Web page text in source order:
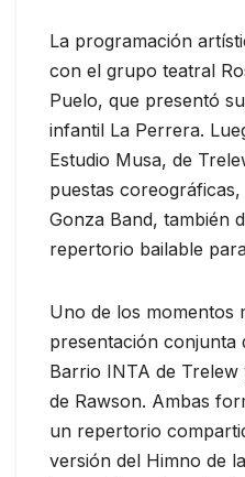
La programación
con el grupo teatral
Puelo, que presentó
infantil La Perrera.
Estudio Musa, de
puestas
Gonza Band, también
repertorio bailable
Uno de los momentos
presentación conjunta
Barrio INTA de
de Rawson. Ambas
un repertorio
versión del Himno de